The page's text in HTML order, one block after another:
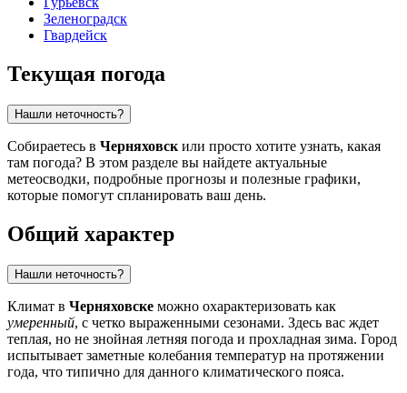
Зеленоградск
Гвардейск
Текущая погода
Нашли неточность?
Собираетесь в Черняховск или просто хотите узнать, какая
там погода? В этом разделе вы найдете актуальные
метеосводки, подробные прогнозы и полезные графики,
которые помогут спланировать ваш день.
Общий характер
Нашли неточность?
Климат в Черняховске можно охарактеризовать как
умеренный, с четко выраженными сезонами. Здесь вас ждет
теплая, но не знойная летняя погода и прохладная зима. Город
испытывает заметные колебания температур на протяжении
года, что типично для данного климатического пояса.